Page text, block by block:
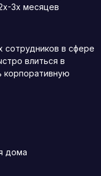
3х месяцев
сотрудников в сфере
влиться в
корпоративную
дома